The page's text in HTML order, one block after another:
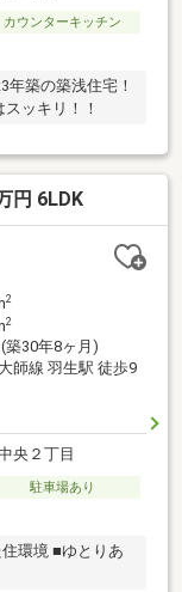
カウンターキッチン
ッキリ！！
円 6LDK
2
2
築30年8ヶ月)
師線 羽生駅 徒歩9
央２丁目
駐車場あり